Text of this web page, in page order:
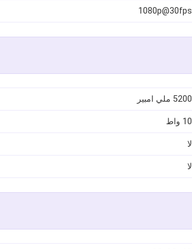
1080p@30fps
5200 ملي امبير
10 واط
لا
لا